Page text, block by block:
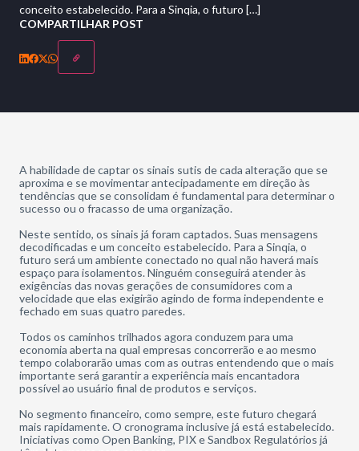
conceito estabelecido. Para a Sinqia, o futuro […]
COMPARTILHAR POST
A habilidade de captar os sinais sutis de cada alteração que se
aproxima e se movimentar antecipadamente em direção às
tendências que se consolidam é fundamental para determinar o
sucesso ou o fracasso de uma organização.
Neste sentido, os sinais já foram captados. Suas mensagens
decodificadas e um conceito estabelecido. Para a Sinqia, o
futuro será um ambiente conectado no qual não haverá mais
espaço para isolamentos. Ninguém conseguirá atender às
exigências das novas gerações de consumidores com a
velocidade que elas exigirão agindo de forma independente e
fechado em suas quatro paredes.
Todos os caminhos trilhados agora conduzem para uma
economia aberta na qual empresas concorrerão e ao mesmo
tempo colaborarão umas com as outras entendendo que o mais
importante será garantir a experiência mais encantadora
possível ao usuário final de produtos e serviços.
No segmento financeiro, como sempre, este futuro chegará
mais rapidamente. O cronograma inclusive já está estabelecido.
Iniciativas como Open Banking, PIX e Sandbox Regulatórios já